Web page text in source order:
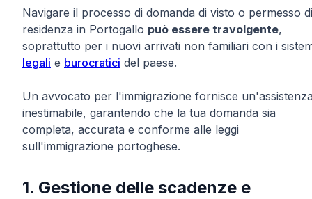
Navigare il processo di domanda di visto o permesso di
residenza in Portogallo può essere travolgente,
soprattutto per i nuovi arrivati non familiari con i
legali e burocratici del paese.
Un avvocato per l'immigrazione fornisce
inestimabile, garantendo che la tua domanda sia
completa, accurata e conforme alle leggi
sull'immigrazione portoghese.
1. Gestione delle scadenze e